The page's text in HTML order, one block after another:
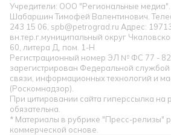
Учредители: ООО "Региональные медиа".
Шабаршин Тимофей Валентинович.
243 15 06, spb@petrograd.ru Адрес:
вн.тер.г.муниципальный округ
60, литера Д, пом. 1-Н
Регистрационный номер ЭЛ № ФС 77 -
зарегистрирован Федеральной
связи, информационных технологий и
(Роскомнадзор).
При цитировании сайта гиперссылка на
обязательна.
* Материалы в рубрике "Пресс-релизы"
коммерческой основе.